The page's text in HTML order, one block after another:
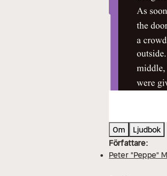
Om
Ljudbok
Författare:
Peter "Peppe"